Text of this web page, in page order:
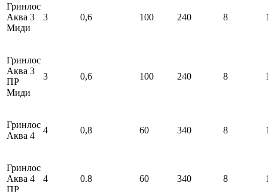
Гринлос
Аква 3
Миди
3 0,6 100 240 8
Гринлос
Аква 3
ПР
Миди
3 0,6 100 240 8
Гринлос
Аква 4
4 0,8 60 340 8
Гринлос
Аква 4
ПР
4 0.8 60 340 8